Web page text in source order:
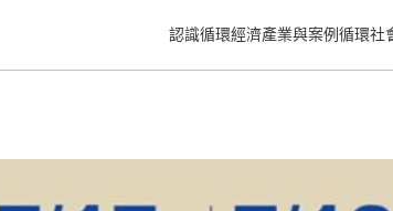
認識循環經濟產業與案例循環社